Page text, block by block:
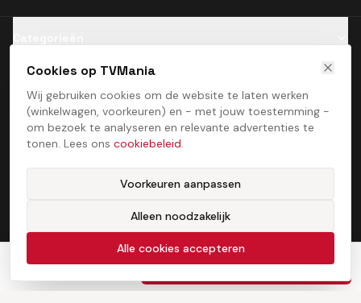
Cookies op TVMania
Wij gebruiken cookies om de website te laten werken
(winkelwagen, voorkeuren) en - met jouw toestemming -
om bezoek te analyseren en relevante advertenties te
tonen. Lees ons cookiebeleid.
Voorkeuren aanpassen
Alleen noodzakelijk
Alle cookies accepteren
325,00 In winkelwagen
Klantenservice
Contact
Cookiebeleid
ProcessStudio